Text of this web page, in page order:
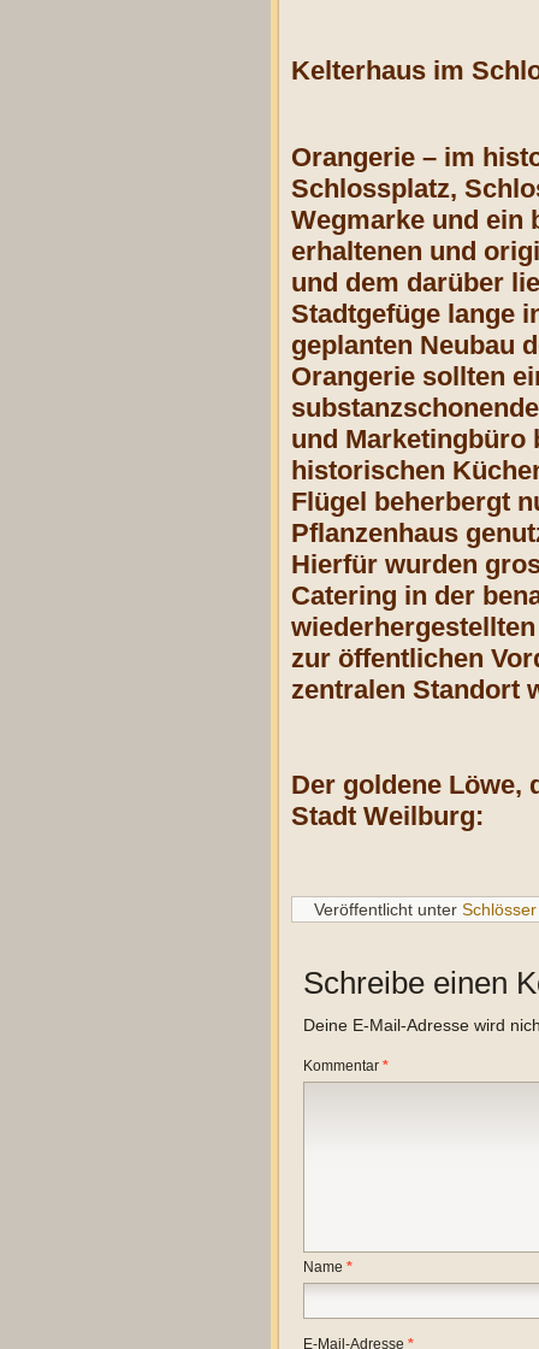
Kelterhaus im
Orangerie – im
Schlossplatz,
Wegmarke und ein
erhaltenen und
und dem darüber
Stadtgefüge lange
geplanten Neubau
Orangerie sollten
und Marketingbüro
historischen
Flügel beherbergt
Pflanzenhaus
Hierfür wurden
Catering in der
zur öffentlichen
zentralen Standort
Der goldene Löwe,
Stadt Weilburg:
Veröffentlicht unter Schlösser
Schreibe einen
Deine E-Mail-Adresse wird
Kommentar *
Name *
E-Mail-Adresse *